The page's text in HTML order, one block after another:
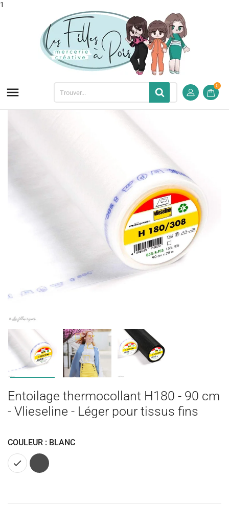
1
 0
Entoilage thermocollant H180 - 90 cm
- Vlieseline - Léger pour tissus fins
COULEUR : BLANC
Blanc Gris
anthracite